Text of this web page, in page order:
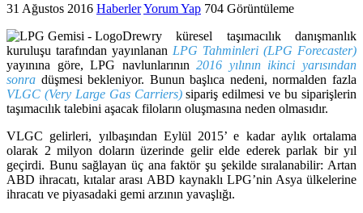
31 Ağustos 2016 HaberlerYorum Yap 704 Görüntüleme
Drewry küresel taşımacılık danışmanlık
kuruluşu tarafından yayınlanan LPG Tahminleri (LPG Forecaster)
yayınına göre, LPG navlunlarının2016 yılının ikinci yarısından
sonra düşmesi bekleniyor. Bunun başlıca nedeni, normalden fazla
VLGC (Very Large Gas Carriers)sipariş edilmesi ve bu siparişlerin
taşımacılık talebini aşacak filoların oluşmasına neden olmasıdır.
VLGC gelirleri, yılbaşından Eylül 2015’ e kadar aylık ortalama
olarak 2 milyon doların üzerinde gelir elde ederek parlak bir yıl
geçirdi. Bunu sağlayan üç ana faktör şu şekilde sıralanabilir: Artan
ABD ihracatı, kıtalar arası ABD kaynaklı LPG’nin Asya ülkelerine
ihracatı ve piyasadaki gemi arzının yavaşlığı.